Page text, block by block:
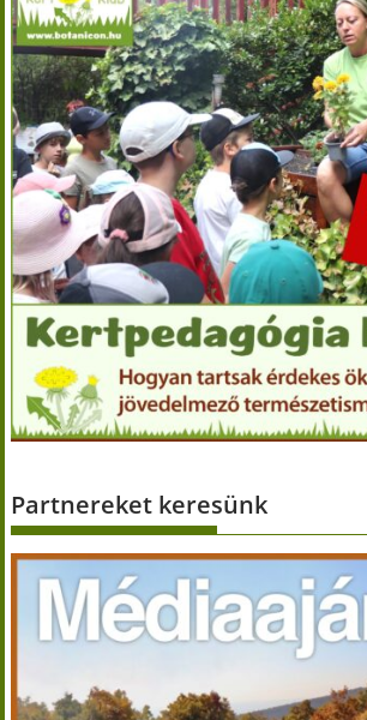
Partnereket keresünk